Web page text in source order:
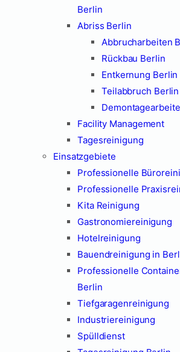
Berlin
Abriss Berlin
Abbrucharbeiten
Rückbau Berlin
Entkernung Berlin
Teilabbruch Berlin
Facility Management
Tagesreinigung
Einsatzgebiete
Professionelle
Professionelle
Kita Reinigung
Gastronomiereinigung
Hotelreinigung
Bauendreinigung in
Professionelle
Berlin
Tiefgaragenreinigung
Industriereinigung
Spülldienst